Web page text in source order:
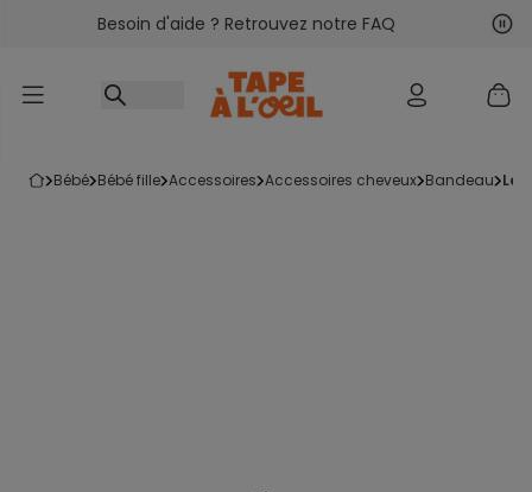
Accéder au contenu
Besoin d'aide ? Retrouvez notre FAQ
bébé bébé fille accessoires accessoires cheveux bandeau le